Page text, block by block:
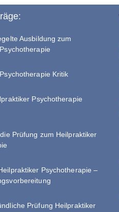
Ausbildung zum
Kritik
Psychotherapie
Prüfung zum Heilpraktiker
Psychotherapie –
Prüfung Heilpraktiker